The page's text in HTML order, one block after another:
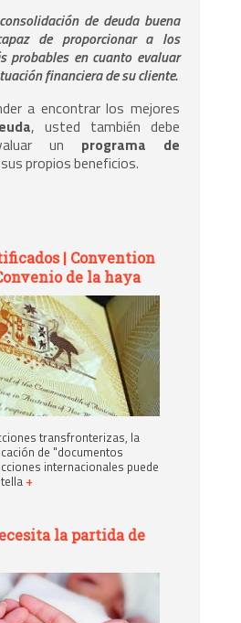
de deuda buena
de proporcionar a los
probables en cuanto evaluar
financiera de su cliente.
a encontrar los mejores
, usted también debe
un programa de
propios beneficios.
| Convention
de la haya
transfronterizas, la
de "documentos
internacionales puede
+
la partida de